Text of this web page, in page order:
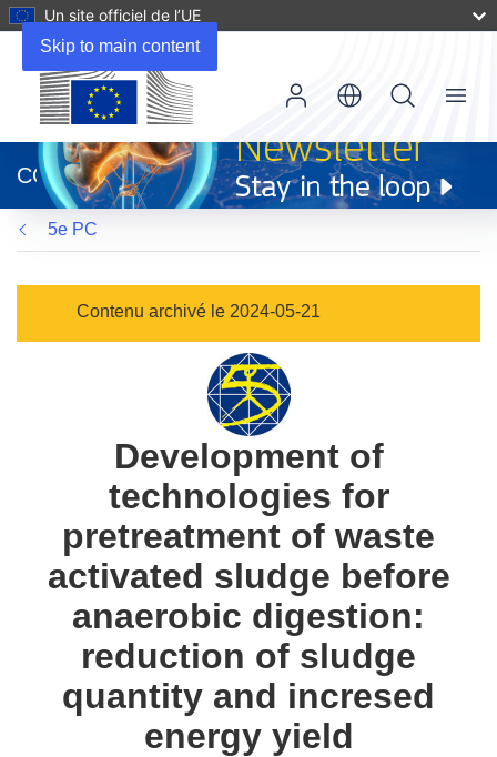
Skip to main content
Un site officiel de l’UE
dans
une
nouvelle
fenêtre)
CORDIS
Menu
5e PC
Contenu archivé le 2024-05-21
Development of
technologies for
pretreatment of waste
activated sludge before
anaerobic digestion:
reduction of sludge
quantity and incresed
energy yield